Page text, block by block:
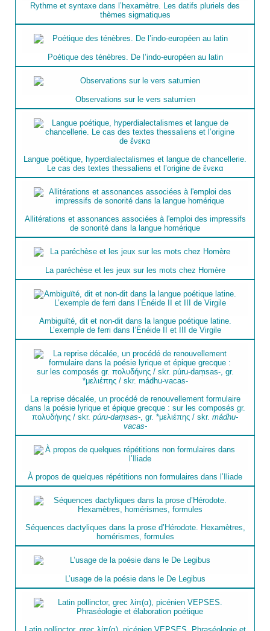
Rythme et syntaxe dans l’hexamètre. Les datifs pluriels des
thèmes sigmatiques
Poétique des ténèbres. De l’indo-européen au latin
Observations sur le vers saturnien
Langue poétique, hyperdialectalismes et langue de chancellerie.
Le cas des textes thessaliens et l’origine de ἕνεκα
Allitérations et assonances associées à l'emploi des impressifs
de sonorité dans la langue homérique
La paréchèse et les jeux sur les mots chez Homère
Ambiguïté, dit et non-dit dans la langue poétique latine.
L’exemple de ferri dans l’Énéide II et III de Virgile
La reprise décalée, un procédé de renouvellement formulaire
dans la poésie lyrique et épique grecque : sur les composés gr.
πολυδήνης / skr. púru-daṃsas-, gr. *μελιέπης / skr. mádhu-
vacas-
À propos de quelques répétitions non formulaires dans l’Iliade
Séquences dactyliques dans la prose d’Hérodote. Hexamètres,
homérismes, formules
L’usage de la poésie dans le De Legibus